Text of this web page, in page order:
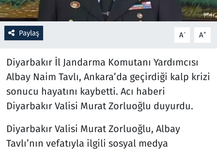
Paylaş A- A+
Diyarbakır İl Jandarma Komutanı Yardımcısı
Albay Naim Tavlı, Ankara’da geçirdiği kalp krizi
sonucu hayatını kaybetti. Acı haberi
Diyarbakır Valisi Murat Zorluoğlu duyurdu.
Diyarbakır Valisi Murat Zorluoğlu, Albay
Tavlı’nın vefatıyla ilgili sosyal medya
Sağlık
Savunma Sanayi
Seçim 2023
Spor
Teknoloji ve Bilim
Televizyon